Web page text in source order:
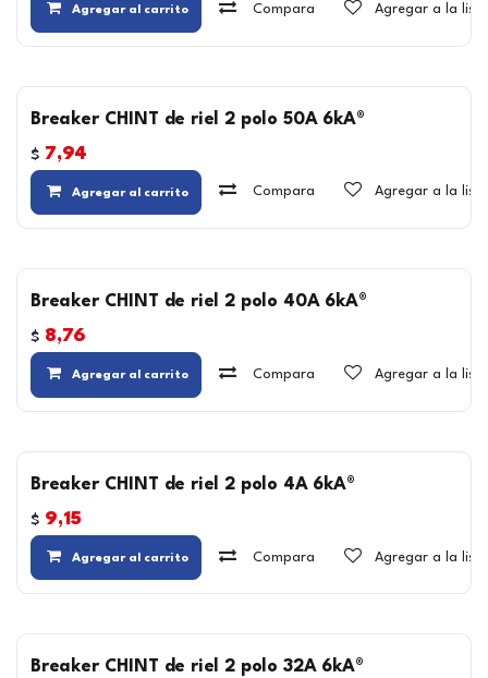
Agregar al carrito Compara Agregar a la
Breaker CHINT de riel 2 polo 50A 6kA®
$ 7,94
Agregar al carrito Compara Agregar a la
Breaker CHINT de riel 2 polo 40A 6kA®
$ 8,76
Agregar al carrito Compara Agregar a la
Breaker CHINT de riel 2 polo 4A 6kA®
$ 9,15
Agregar al carrito Compara Agregar a la
Breaker CHINT de riel 2 polo 32A 6kA®